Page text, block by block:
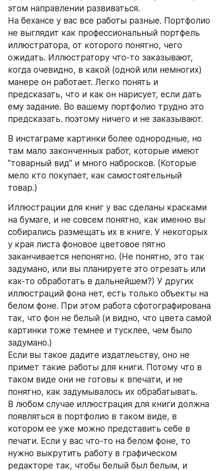
этом направлении развиваться.
На бехансе у вас все работы разные. Портфолио
не выглядит как профессиональный портфель
иллюстратора, от которого понятно, чего
ожидать. Иллюстратору что-то заказывают,
когда очевидно, в какой (одной или немногих)
манере он работает. Легко понять и
предсказать, что и как он нарисует, если дать
ему задание. Во вашему портфолио трудно это
предсказать. поэтому ничего и не заказывают.
В инстаграме картинки более однородные, но
там мало законченных работ, которые имеют
"товарный вид" и много набросков. (Которые
мело кто покупает, как самостоятельный
товар.)
Иллюстрации для книг у вас сделаны красками
на бумаге, и не совсем понятно, как именно вы
собирались размещать их в книге. У некоторых
у края листа фоновое цветовое пятно
заканчивается непонятно. (Не понятно, это так
задумано, или вы планируете это отрезать или
как-то обработать в дальнейшем?) У других
иллюстраций фона нет, есть только объекты на
белом фоне. При этом работа сфотографирована
так, что фон не белый (и видно, что цвета самой
картинки тоже темнее и тусклее, чем было
задумано.)
Если вы такое дадите издатлеьству, оно не
примет такие работы для книги. Потому что в
таком виде они не готовы к впечати, и не
понятно, как задумывалось их обрабатывать.
В любом случае иллюстрация для книги должна
появляться в портфолио в таком виде, в
котором ее уже можно представить себе в
печати. Если у вас что-то на белом фоне, то
нужно выкрутить работу в графическом
редакторе так, чтобы белый был белым, и